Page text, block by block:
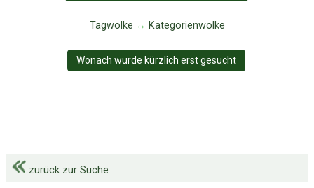
Tagwolke ↔ Kategorienwolke
Wonach wurde kürzlich erst gesucht
zurück zur Suche